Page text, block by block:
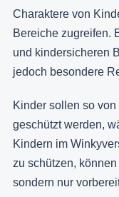
Charaktere von
Bereiche zugreifen.
und kindersicheren
jedoch besondere
Kinder sollen so
geschützt werden,
Kindern im
zu schützen,
sondern nur